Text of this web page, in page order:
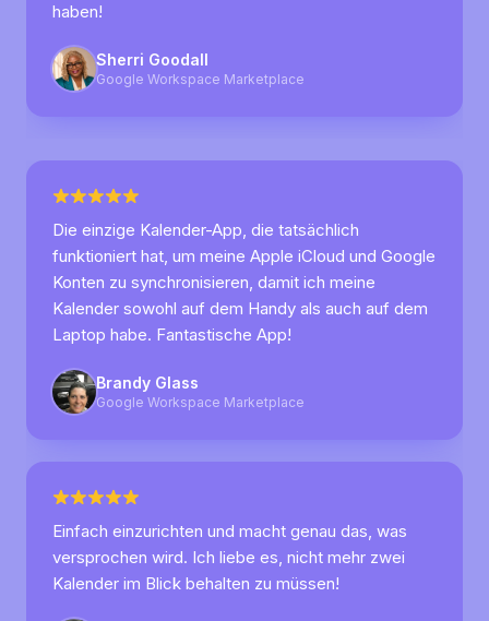
haben!
Sherri Goodall
Google Workspace Marketplace
Die einzige Kalender-App, die tatsächlich
funktioniert hat, um meine Apple iCloud und Google
Konten zu synchronisieren, damit ich meine
Kalender sowohl auf dem Handy als auch auf dem
Laptop habe. Fantastische App!
Brandy Glass
Google Workspace Marketplace
Einfach einzurichten und macht genau das, was
versprochen wird. Ich liebe es, nicht mehr zwei
Kalender im Blick behalten zu müssen!